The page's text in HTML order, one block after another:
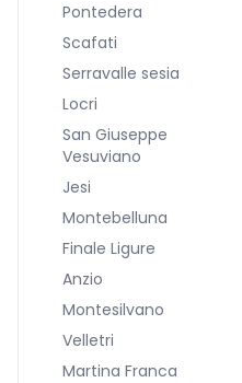
Pontedera
Scafati
Serravalle sesia
Locri
San Giuseppe
Vesuviano
Jesi
Montebelluna
Finale Ligure
Anzio
Montesilvano
Velletri
Martina Franca